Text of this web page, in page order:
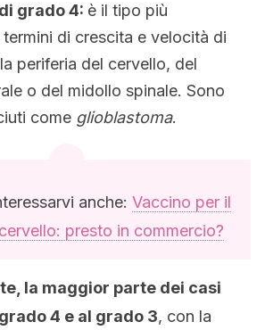
grado 4: è il tipo più
di crescita e velocità di
periferia del cervello, del
o del midollo spinale. Sono
come glioblastoma.
anche: Vaccino per il
presto in commercio?
la maggior parte dei casi
4 e al grado 3, con la